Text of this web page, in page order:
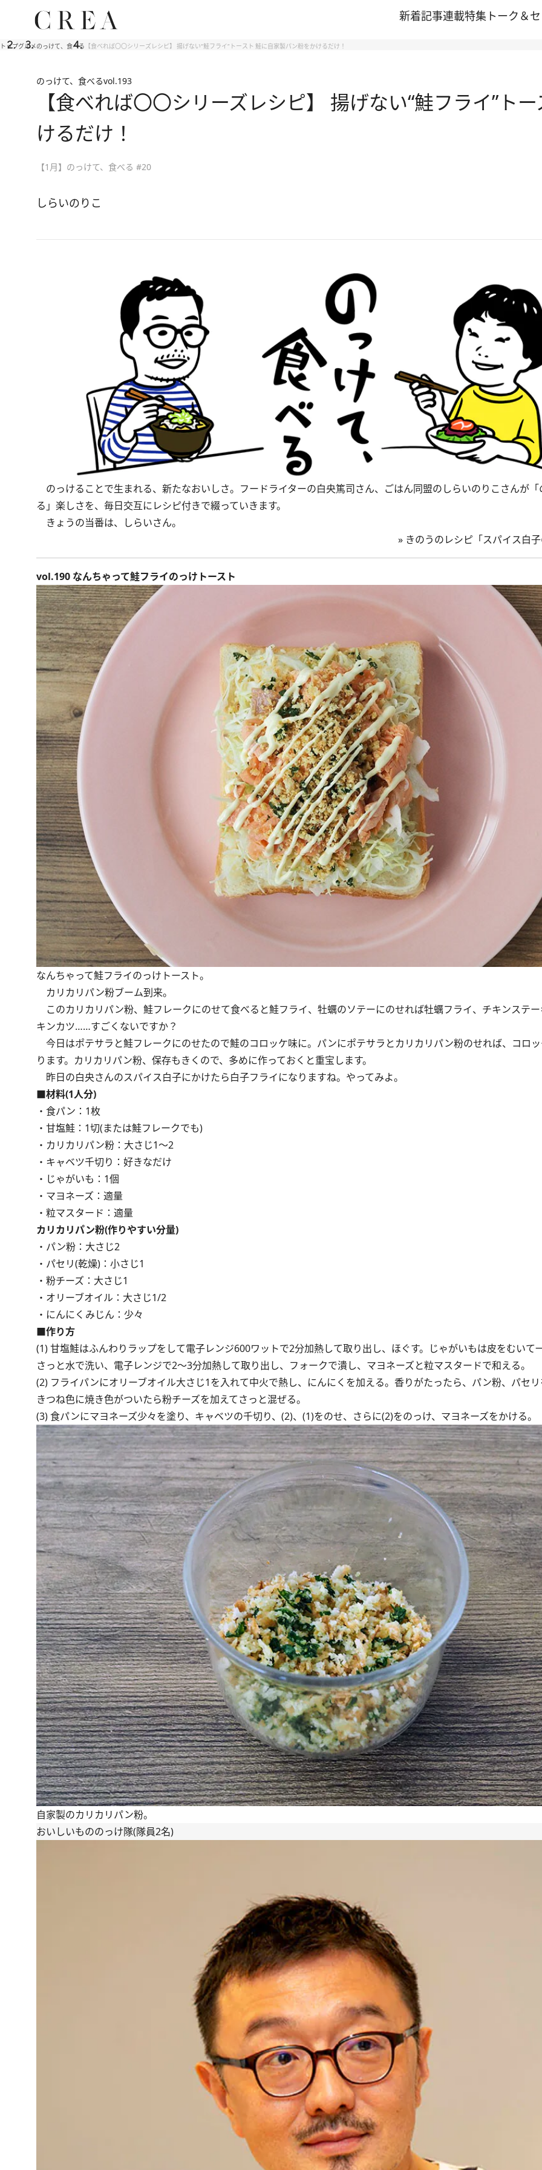
新着記事連載特集 トーク＆
トップグルメのっけて、食べる 【食べれば〇〇シリーズレシピ】 揚げない“鮭フライ”トースト 鮭に自家製パン粉をかけるだけ！
のっけて、食べるvol.193
【食べれば〇〇シリーズレシピ】 揚げない“鮭フライ”ト
けるだけ！
【1月】のっけて、食べる #20
しらいのりこ
のっけることで生まれる、新たなおいしさ。フードライターの白央篤司さん、ごはん同盟のしらいのりこさんが「
る」楽しさを、毎日交互にレシピ付きで綴っていきます。
きょうの当番は、しらいさん。
» きのうのレシピ「スパイス白子
vol.190 なんちゃって鮭フライのっけトースト
なんちゃって鮭フライのっけトースト。
カリカリパン粉ブーム到来。
このカリカリパン粉、鮭フレークにのせて食べると鮭フライ、牡蠣のソテーにのせれば牡蠣フライ、チキンステ
キンカツ……すごくないですか？
今日はポテサラと鮭フレークにのせたので鮭のコロッケ味に。パンにポテサラとカリカリパン粉のせれば、コロ
ります。カリカリパン粉、保存もきくので、多めに作っておくと重宝します。
昨日の白央さんのスパイス白子にかけたら白子フライになりますね。やってみよ。
■材料(1人分)
・食パン：1枚
・甘塩鮭：1切(または鮭フレークでも)
・カリカリパン粉：大さじ1～2
・キャベツ千切り：好きなだけ
・じゃがいも：1個
・マヨネーズ：適量
・粒マスタード：適量
カリカリパン粉(作りやすい分量)
・パン粉：大さじ2
・パセリ(乾燥)：小さじ1
・粉チーズ：大さじ1
・オリーブオイル：大さじ1/2
・にんにくみじん：少々
■作り方
(1) 甘塩鮭はふんわりラップをして電子レンジ600ワットで2分加熱して取り出し、ほぐす。じゃがいもは皮をむいて
さっと水で洗い、電子レンジで2～3分加熱して取り出し、フォークで潰し、マヨネーズと粒マスタードで和える。
(2) フライパンにオリーブオイル大さじ1を入れて中火で熱し、にんにくを加える。香りがたったら、パン粉、パセリ
きつね色に焼き色がついたら粉チーズを加えてさっと混ぜる。
(3) 食パンにマヨネーズ少々を塗り、キャベツの千切り、(2)、(1)をのせ、さらに(2)をのっけ、マヨネーズをかける。
自家製のカリカリパン粉。
おいしいもののっけ隊(隊員2名)